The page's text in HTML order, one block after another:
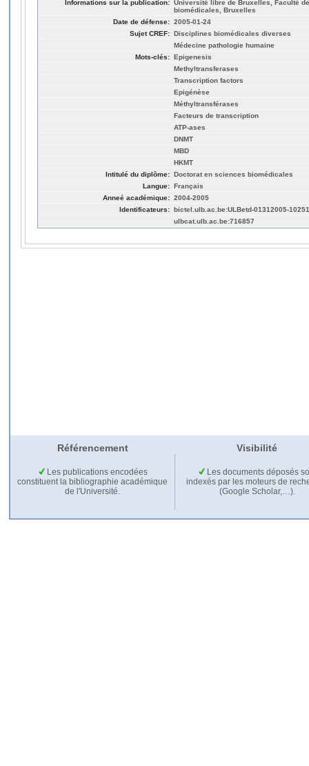
Informations sur la publication: Université libre de Bruxelles, Faculté
biomédicales, Bruxelles
Date de défense: 2005-01-24
Sujet CREF: Disciplines biomédicales diverses
Médecine pathologie humaine
Mots-clés: Epigenesis
Methyltransferases
Transcription factors
Epigénèse
Méthyltransférases
Facteurs de transcription
ATP-ases
DNMT
MBD
HKMT
Intitulé du diplôme: Doctorat en sciences biomédicales
Langue: Français
Anneé académique: 2004-2005
Identificateurs: bictel.ulb.ac.be:ULBetd-01312005-
ulbcat.ulb.ac.be:716857
Référencement Visibilité
Les publications encodées
constituent la bibliographie académique
de l'Université.
Les documents déposés
indexés par les moteurs de
(Google Scholar,…).